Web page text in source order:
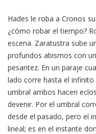
Hades le roba a Cronos
¿cómo robar el tiempo?
escena. Zaratustra sube
profundos abismos con
pesantez. En un paraje
lado corre hasta el
umbral ambos hacen
devenir. Por el umbral
desde el pasado, pero el
lineal; es en el instante